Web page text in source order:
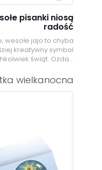
pisanki niosą
radość
wesołe jajo to chyba
kreatywny symbol
świąt. Ozda...
wielkanocna